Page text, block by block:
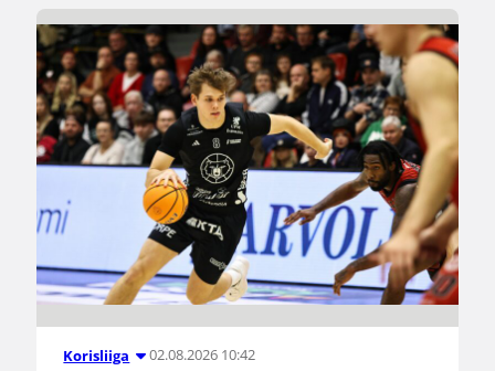
Korisliiga 02.08.2026 10:42